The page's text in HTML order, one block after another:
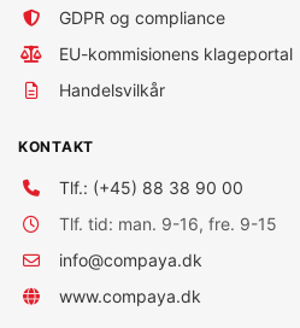
GDPR og compliance
EU-kommisionens klageportal
Handelsvilkår
KONTAKT
Tlf.: (+45) 88 38 90 00
Tlf. tid: man. 9-16, fre. 9-15
info@compaya.dk
www.compaya.dk